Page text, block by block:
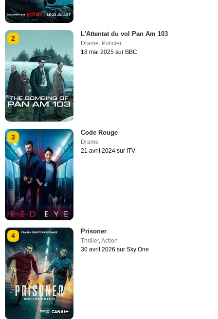
2
L'Attentat du vol Pan Am 103
Drame Policier
18 mai 2025 sur BBC
3
Code Rouge
Drame
21 avril 2024 sur ITV
4
Prisoner
Thriller,Action
30 avril 2026 sur Sky One